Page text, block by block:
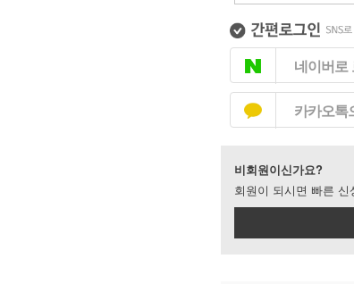
네이버로
카카오톡
비회원이신가요?
회원이 되시면 빠른